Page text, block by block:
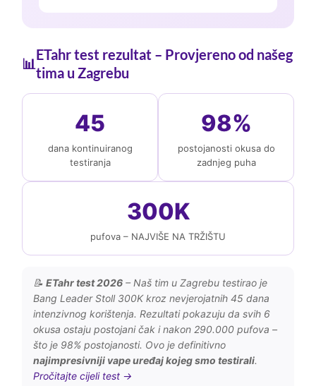
📊
ETahr test rezultat – Provjereno od našeg
tima u Zagrebu
45
dana kontinuiranog
testiranja
98%
postojanosti okusa do
zadnjeg puha
300K
pufova – NAJVIŠE NA TRŽIŠTU
📝 ETahr test 2026 – Naš tim u Zagrebu testirao je
Bang Leader Stoll 300K kroz nevjerojatnih 45 dana
intenzivnog korištenja. Rezultati pokazuju da svih 6
okusa ostaju postojani čak i nakon 290.000 pufova –
što je 98% postojanosti. Ovo je definitivno
najimpresivniji vape uređaj kojeg smo testirali.
Pročitajte cijeli test →